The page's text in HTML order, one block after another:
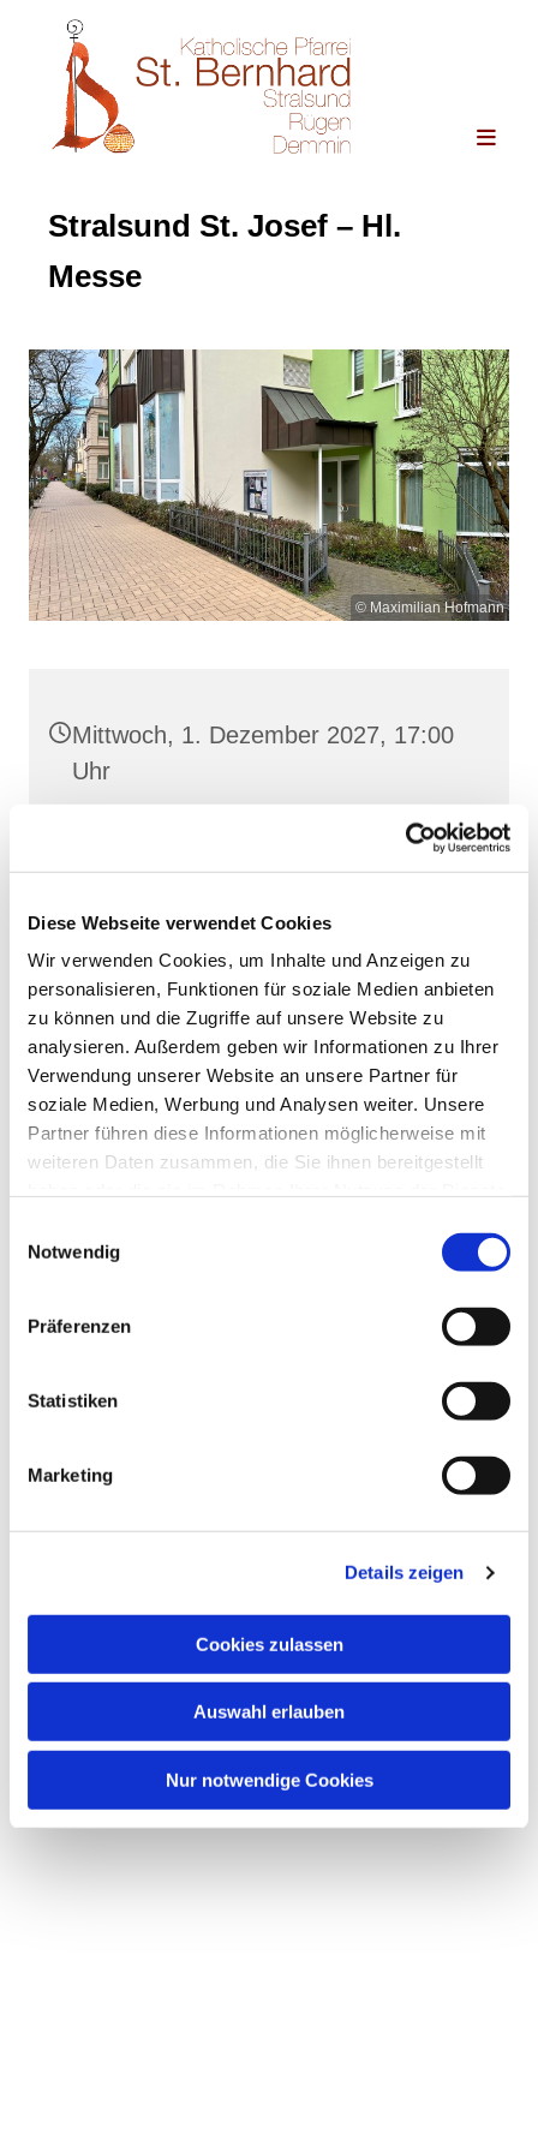
Diese Webseite verwendet Cookies
Wir verwenden Cookies, um Inhalte und Anzeigen zu
personalisieren, Funktionen für soziale Medien anbieten
zu können und die Zugriffe auf unsere Website zu
analysieren. Außerdem geben wir Informationen zu Ihrer
Verwendung unserer Website an unsere Partner für
soziale Medien, Werbung und Analysen weiter. Unsere
Partner führen diese Informationen möglicherweise mit
weiteren Daten zusammen, die Sie ihnen bereitgestellt
Notwendig
Präferenzen
Statistiken
Marketing
Details zeigen
Cookies zulassen
Auswahl erlauben
Nur notwendige Cookies
Stralsund St. Josef – Hl.
Messe
© Maximilian Hofmann
Mittwoch, 1. Dezember 2027, 17:00
Uhr
St. Josef, Stralsund, Jungfernstieg
3A, 18437 Stralsund